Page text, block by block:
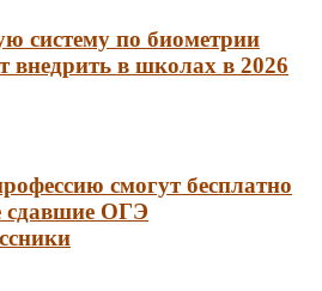
систему по биометрии
внедрить в школах в 2026
смогут бесплатно
сдавшие ОГЭ